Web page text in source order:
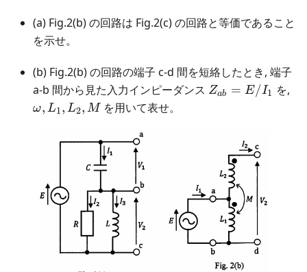
(a) Fig.2(b) の回路は Fig.2(c) の回路と等価であること
を示せ。
(b) Fig.2(b) の回路の端子 c-d 間を短絡したとき, 端子
a-b 間から見た入力インピーダンス Z_{ab}
Zab = E/I1 を,
ω, L1, L2, M を用いて表せ。